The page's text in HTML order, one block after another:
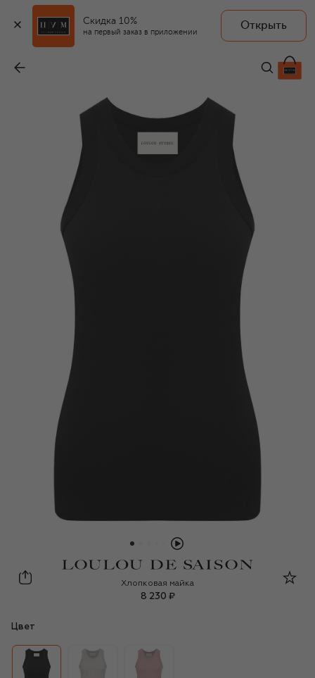
Скидка 10%
на первый заказ в приложении
Открыть
8 230 ₽
Loulou de Saison
Хлопковая майка
8 230 ₽
Цвет